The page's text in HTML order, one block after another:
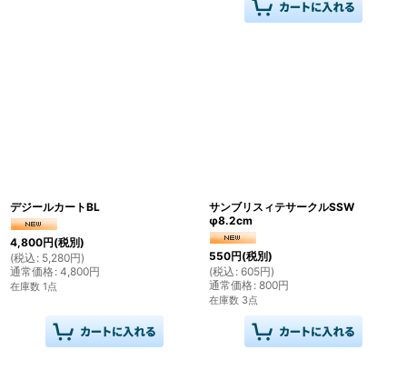
デジールカートBL
4,800円(税別)
(税込 : 5,280円)
通常価格: 4,800円
在庫数 1点
サンブリスィテサークルSSW
φ8.2cm
550円(税別)
(税込 : 605円)
通常価格: 800円
在庫数 3点